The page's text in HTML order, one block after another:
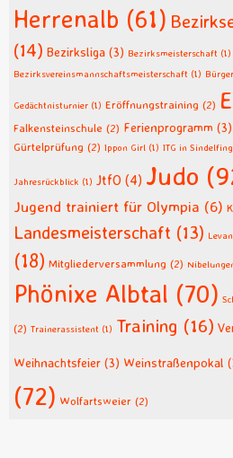
Herrenalb (61)
(14) Bezirksliga (3) Bezirksmeisterschaft (1)
Bezirksvereinsmannschaftsmeisterschaft (1)
Gedächtnisturnier (1) Eröffnungstraining (2)
Falkensteinschule (2) Ferienprogramm (3)
Gürtelprüfung (2) Ippon Girl (1) ITG in
Jahresrückblick (1) JtfO (4) Judo
Jugend trainiert für Olympia (6)
Landesmeisterschaft (13)
(18) Mitgliederversammlung (2)
Phönixe Albtal (70)
(2) Trainerassistent (1) Training (16)
Weihnachtsfeier (3) Weinstraßenpokal
(72) Wolfartsweier (2)